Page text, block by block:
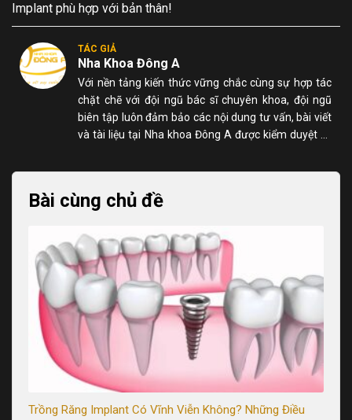
Implant phù hợp với bản thân!
TÁC GIẢ
Nha Khoa Đông A
Với nền tảng kiến thức vững chắc cùng sự hợp tác
chặt chẽ với đội ngũ bác sĩ chuyên khoa, đội ngũ
biên tập luôn đảm bảo các nội dung tư vấn, bài viết
và tài liệu tại Nha khoa Đông A được kiểm duyệt kỹ
Bài cùng chủ đề
Trồng Răng Implant Có Vĩnh Viễn Không? Những Điều